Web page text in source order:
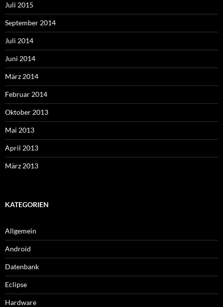
Juli 2015
September 2014
Juli 2014
Juni 2014
März 2014
Februar 2014
Oktober 2013
Mai 2013
April 2013
März 2013
KATEGORIEN
Allgemein
Android
Datenbank
Eclipse
Hardware